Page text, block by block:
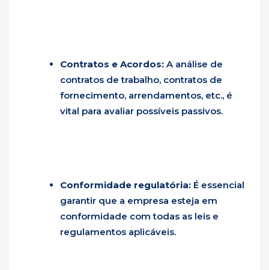
Contratos e Acordos: A análise de
contratos de trabalho, contratos de
fornecimento, arrendamentos, etc., é
vital para avaliar possíveis passivos.
Conformidade regulatória: É essencial
garantir que a empresa esteja em
conformidade com todas as leis e
regulamentos aplicáveis.